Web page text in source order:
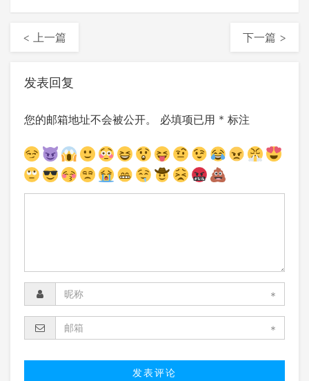
< 上一篇 下一篇 >
发表回复
您的邮箱地址不会被公开。 必填项已用 * 标注
*
*